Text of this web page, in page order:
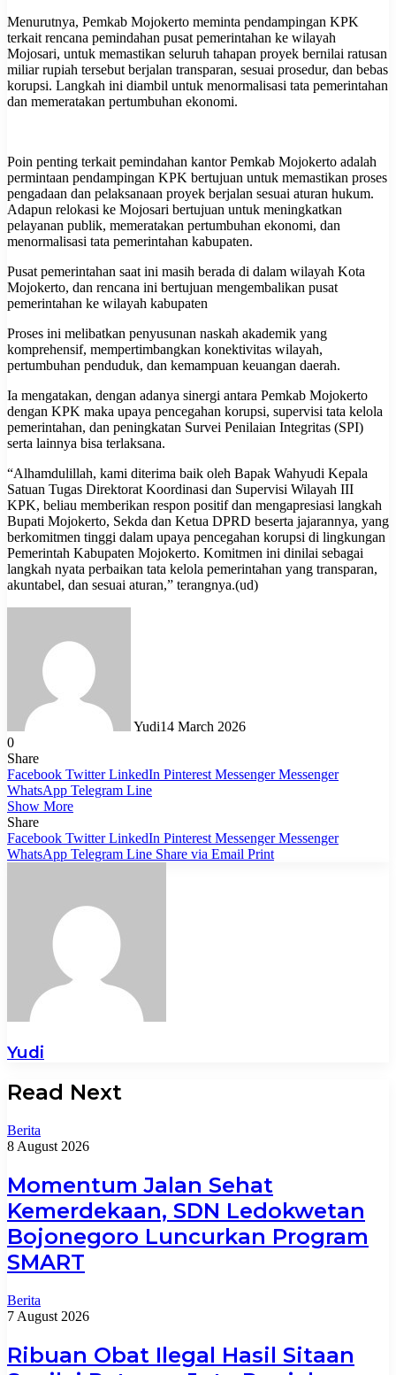
Menurutnya, Pemkab Mojokerto meminta pendampingan KPK
terkait rencana pemindahan pusat pemerintahan ke wilayah
Mojosari, untuk memastikan seluruh tahapan proyek bernilai ratusan
miliar rupiah tersebut berjalan transparan, sesuai prosedur, dan bebas
korupsi. Langkah ini diambil untuk menormalisasi tata pemerintahan
dan memeratakan pertumbuhan ekonomi.
Poin penting terkait pemindahan kantor Pemkab Mojokerto adalah
permintaan pendampingan KPK bertujuan untuk memastikan proses
pengadaan dan pelaksanaan proyek berjalan sesuai aturan hukum.
Adapun relokasi ke Mojosari bertujuan untuk meningkatkan
pelayanan publik, memeratakan pertumbuhan ekonomi, dan
menormalisasi tata pemerintahan kabupaten.
Pusat pemerintahan saat ini masih berada di dalam wilayah Kota
Mojokerto, dan rencana ini bertujuan mengembalikan pusat
pemerintahan ke wilayah kabupaten
Proses ini melibatkan penyusunan naskah akademik yang
komprehensif, mempertimbangkan konektivitas wilayah,
pertumbuhan penduduk, dan kemampuan keuangan daerah.
Ia mengatakan, dengan adanya sinergi antara Pemkab Mojokerto
dengan KPK maka upaya pencegahan korupsi, supervisi tata kelola
pemerintahan, dan peningkatan Survei Penilaian Integritas (SPI)
serta lainnya bisa terlaksana.
“Alhamdulillah, kami diterima baik oleh Bapak Wahyudi Kepala
Satuan Tugas Direktorat Koordinasi dan Supervisi Wilayah III
KPK, beliau memberikan respon positif dan mengapresiasi langkah
Bupati Mojokerto, Sekda dan Ketua DPRD beserta jajarannya, yang
berkomitmen tinggi dalam upaya pencegahan korupsi di lingkungan
Pemerintah Kabupaten Mojokerto. Komitmen ini dinilai sebagai
langkah nyata perbaikan tata kelola pemerintahan yang transparan,
akuntabel, dan sesuai aturan,” terangnya.(ud)
Yudi14 March 2026
0
Share
Facebook Twitter LinkedIn Pinterest Messenger Messenger
WhatsApp Telegram Line
Show More
Share
Facebook Twitter LinkedIn Pinterest Messenger Messenger
WhatsApp Telegram Line Share via Email Print
Yudi
Read Next
Berita
8 August 2026
Momentum Jalan Sehat
Kemerdekaan, SDN Ledokwetan
Bojonegoro Luncurkan Program
SMART
Berita
7 August 2026
Ribuan Obat Ilegal Hasil Sitaan